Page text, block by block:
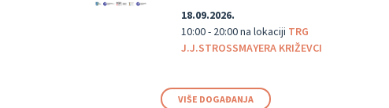
18.09.2026.
10:00 - 20:00na lokaciji TRG
J.J.STROSSMAYERA KRIŽEVCI
VIŠE DOGAĐANJA